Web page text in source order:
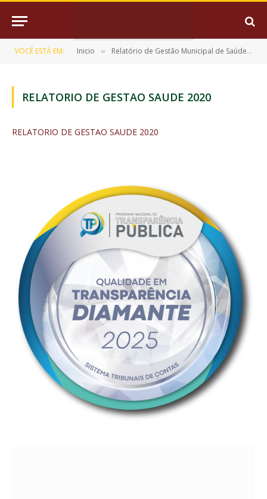
VOCÊ ESTÁ EM: Inicio » Relatório de Gestão Municipal de Saúde
RELATORIO DE GESTAO SAUDE 2020
RELATORIO DE GESTAO SAUDE 2020